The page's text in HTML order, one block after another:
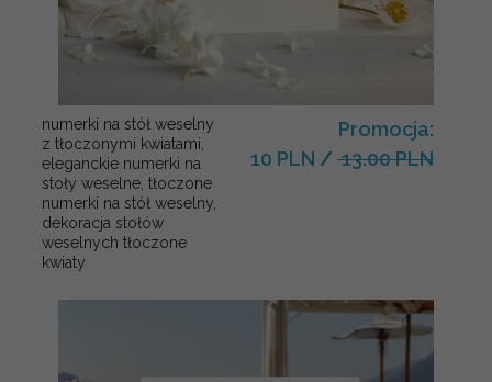
numerki na stół weselny
z tłoczonymi kwiatami,
eleganckie numerki na
stoły weselne, tłoczone
numerki na stół weselny,
dekoracja stołów
weselnych tłoczone
kwiaty
Promocja:
10 PLN / 13.00 PLN